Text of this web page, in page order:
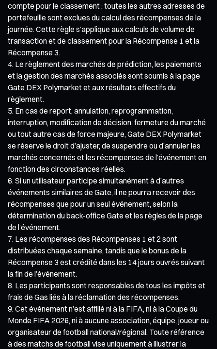
compte pour le classement ; toutes les autres adresses de
portefeuille sont exclues du calcul des récompenses de la
journée. Cette règle s’applique aux calculs de volume de
transaction et de classement pour la Récompense 1 et la
Récompense 3.
Le règlement des marchés de prédiction, les paiements
et la gestion des marchés associés sont soumis à la page
Gate DEX Polymarket et aux résultats effectifs du
règlement.
En cas de report, annulation, reprogrammation,
interruption, modification de décision, fermeture du marché
ou tout autre cas de force majeure, Gate DEX Polymarket
se réserve le droit d’ajuster, de suspendre ou d’annuler les
marchés concernés et les récompenses de l’événement en
fonction des circonstances réelles.
Si un utilisateur participe simultanément à d’autres
événements similaires de Gate, il ne pourra recevoir des
récompenses que pour un seul événement, selon la
détermination du back-office Gate et les règles de la page
de l’événement.
Les récompenses des Récompenses 1 et 2 sont
distribuées chaque semaine, tandis que le bonus de la
Récompense 3 est crédité dans les 14 jours ouvrés suivant
la fin de l’événement.
Les participants sont responsables de tous les impôts et
frais de Gas liés à la réclamation des récompenses.
Cet événement n’est affilié ni à la FIFA, ni à la Coupe du
Monde FIFA 2026, ni à aucune association, équipe, joueur ou
organisateur de football national/régional. Toute référence
à des matchs de football vise uniquement à illustrer la